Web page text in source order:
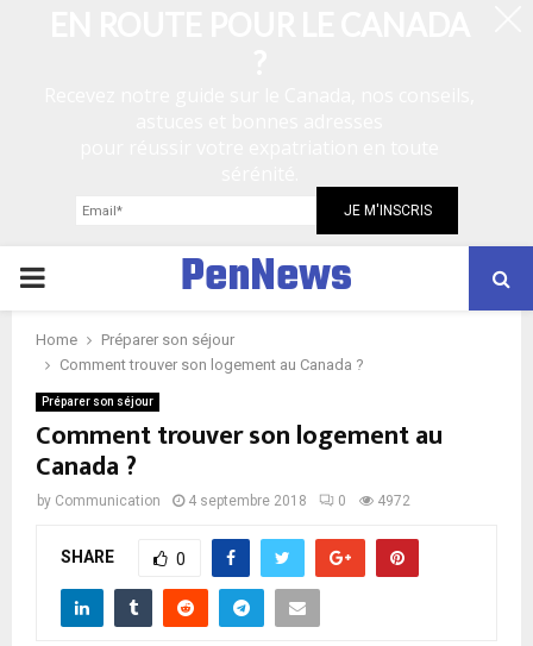
P
R
M
PenNews
Home
Préparer son séjour
Comment trouver son logement au Canada ?
Préparer son séjour
Comment trouver son logement au
Canada ?
by Communication 4 septembre 2018 0 4972
SHARE 0